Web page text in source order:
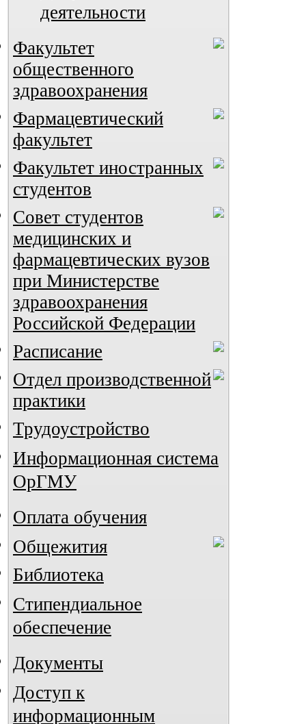
деятельности
Факультет
общественного
здравоохранения
Фармацевтический
факультет
Факультет иностранных
студентов
Совет студентов
медицинских и
фармацевтических вузов
при Министерстве
здравоохранения
Российской Федерации
Расписание
Отдел производственной
практики
Трудоустройство
Информационная система
ОрГМУ
Оплата обучения
Общежития
Библиотека
Стипендиальное
обеспечение
Документы
Доступ к